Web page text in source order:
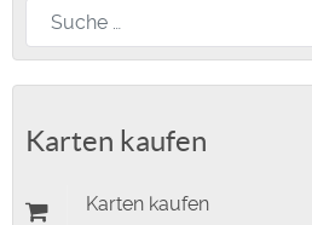
Nach diesem Begriff suchen
Karten kaufen
Karten kaufen